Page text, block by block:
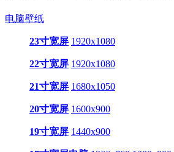
电脑壁纸
23寸宽屏 1920x1080
22寸宽屏 1920x1080
21寸宽屏 1680x1050
20寸宽屏 1600x900
19寸宽屏 1440x900